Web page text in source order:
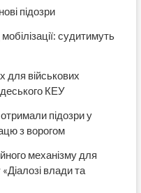
підозри
судитимуть
для військових
КЕУ
підозри у
з ворогом
механізму для
«Діалозі влади та